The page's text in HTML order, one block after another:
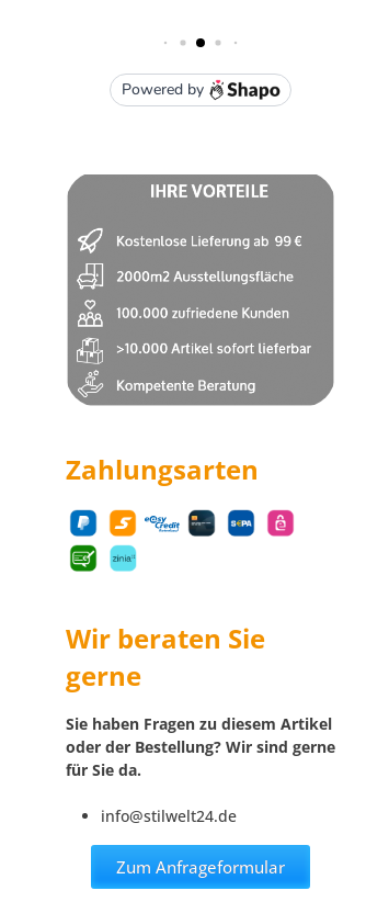
Zahlungsarten
Wir beraten Sie
gerne
Sie haben Fragen zu diesem Artikel
oder der Bestellung? Wir sind gerne
für Sie da.
info@stilwelt24.de
Zum Anfrageformular